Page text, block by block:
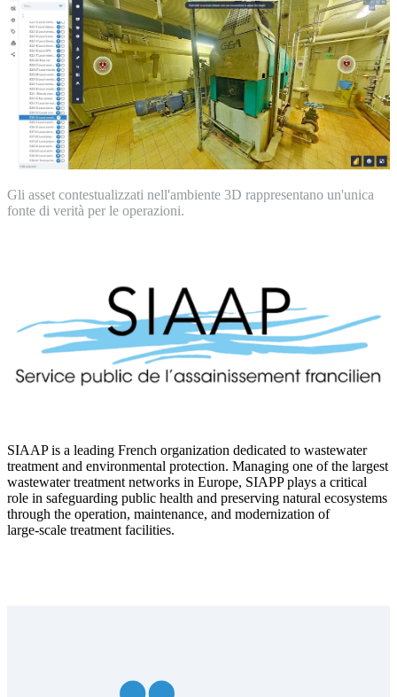
Gli asset contestualizzati nell'ambiente 3D rappresentano un'unica
fonte di verità per le operazioni.
SIAAP is a leading French organization dedicated to wastewater
treatment and environmental protection. Managing one of the largest
wastewater treatment networks in Europe, SIAPP plays a critical
role in safeguarding public health and preserving natural ecosystems
through the operation, maintenance, and modernization of
large‑scale treatment facilities.